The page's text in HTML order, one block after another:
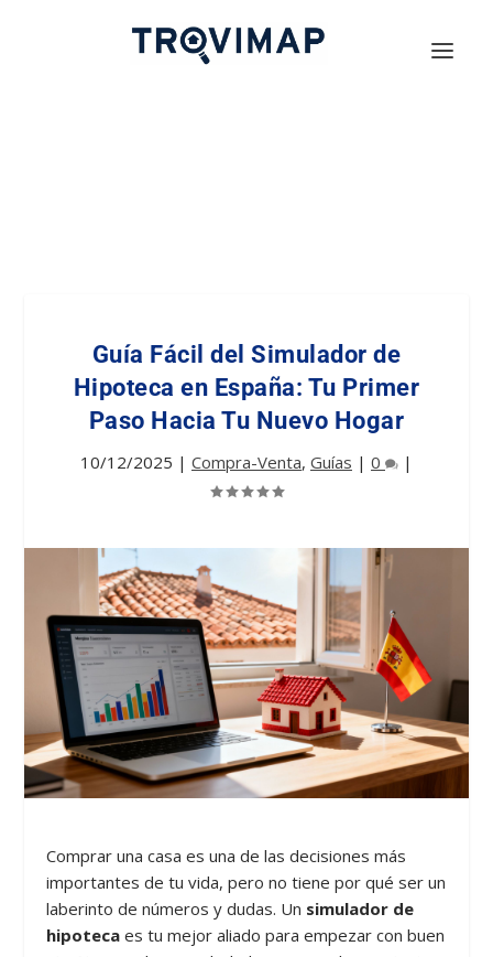
Guía Fácil del Simulador de
Hipoteca en España: Tu Primer
Paso Hacia Tu Nuevo Hogar
10/12/2025 | Compra-Venta, Guías | 0 |
Comprar una casa es una de las decisiones más
importantes de tu vida, pero no tiene por qué ser un
laberinto de números y dudas. Un simulador de
hipoteca es tu mejor aliado para empezar con buen